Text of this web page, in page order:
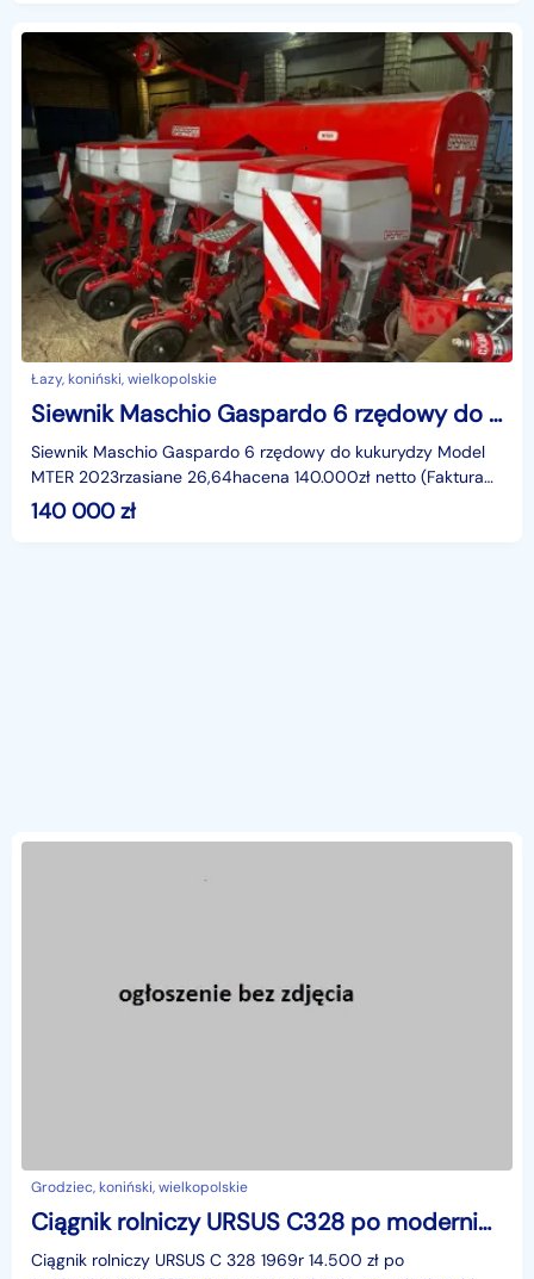
Łazy, koniński, wielkopolskie
Siewnik Maschio Gaspardo 6 rzędowy do kukurydzy Model MTER 2023r
Siewnik Maschio Gaspardo 6 rzędowy do kukurydzy Model
MTER 2023rzasiane 26,64hacena 140.000zł netto (Faktura
VAT)tel. 503-039-974 Łazy woj. wielkopolskie
140 000zł
Grodziec, koniński, wielkopolskie
Ciągnik rolniczy URSUS C328 po modernicacji na 330 rok 1969r Możliwy transport!
Ciągnik rolniczy URSUS C 328 1969r 14.500 zł po